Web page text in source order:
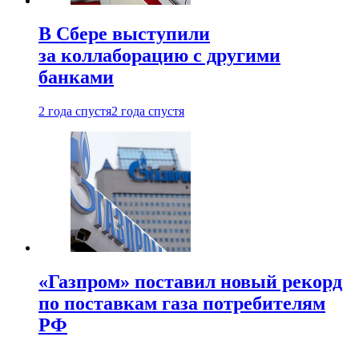
В Сбере выступили
за коллаборацию с другими
банками
2 года спустя2 года спустя
«Газпром» поставил новый рекорд
по поставкам газа потребителям
РФ